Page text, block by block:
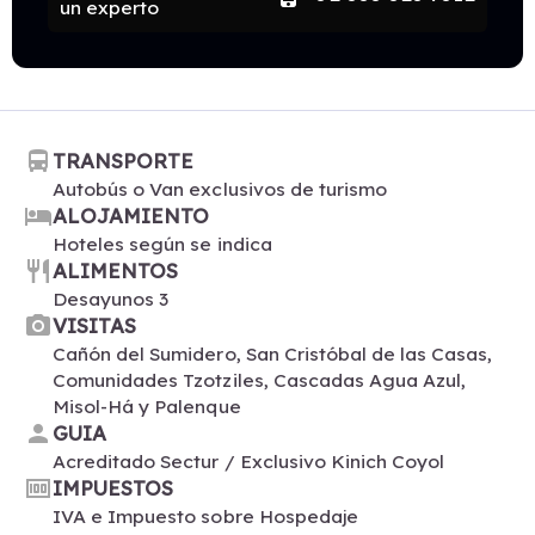
un experto
directions_bus TRANSPORTE
Autobús o Van exclusivos de turismo
hotelALOJAMIENTO
Hoteles según se indica
restaurant ALIMENTOS
Desayunos 3
photo_cameraVISITAS
Cañón del Sumidero, San Cristóbal de las Casas,
Comunidades Tzotziles, Cascadas Agua Azul,
Misol-Há y Palenque
person GUIA
Acreditado Sectur / Exclusivo Kinich Coyol
moneyIMPUESTOS
IVA e Impuesto sobre Hospedaje